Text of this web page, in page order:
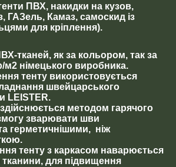
ПВХ, накидки на кузов,
ГАЗель, Камаз, самоскид із
для кріплення).
тканей, як за кольором, так за
м2 німецького виробника.
тенту використовується
швейцарського
LEISTER.
методом гарячого
зварювати шви
герметичнішими, ніж
тенту з каркасом наварюється
для підвищення